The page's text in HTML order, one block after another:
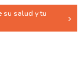
su salud y tu
›